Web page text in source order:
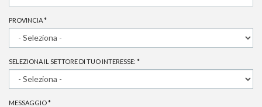
PROVINCIA*
SELEZIONA IL SETTORE DI TUO INTERESSE: *
MESSAGGIO*